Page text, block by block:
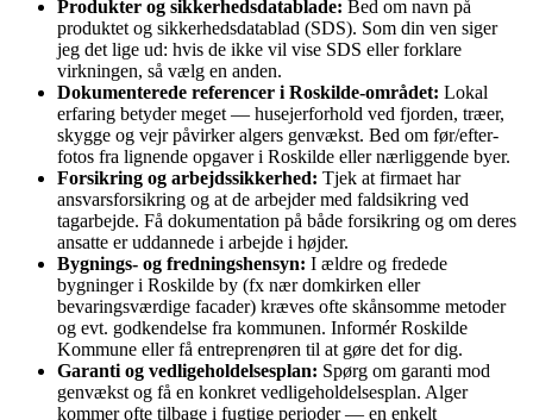
Produkter og sikkerhedsdatablade: Bed om navn på
produktet og sikkerhedsdatablad (SDS). Som din ven siger
jeg det lige ud: hvis de ikke vil vise SDS eller forklare
virkningen, så vælg en anden.
Dokumenterede referencer i Roskilde-området: Lokal
erfaring betyder meget — husejerforhold ved fjorden, træer,
skygge og vejr påvirker algers genvækst. Bed om før/efter-
fotos fra lignende opgaver i Roskilde eller nærliggende byer.
Forsikring og arbejdssikkerhed: Tjek at firmaet har
ansvarsforsikring og at de arbejder med faldsikring ved
tagarbejde. Få dokumentation på både forsikring og om deres
ansatte er uddannede i arbejde i højder.
Bygnings- og fredningshensyn: I ældre og fredede
bygninger i Roskilde by (fx nær domkirken eller
bevaringsværdige facader) kræves ofte skånsomme metoder
og evt. godkendelse fra kommunen. Informér Roskilde
Kommune eller få entreprenøren til at gøre det for dig.
Garanti og vedligeholdelsesplan: Spørg om garanti mod
genvækst og få en konkret vedligeholdelsesplan. Alger
kommer ofte tilbage i fugtige perioder — en enkelt